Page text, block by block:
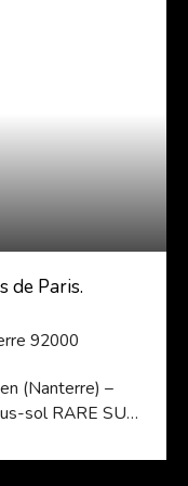
de Paris.
92000
(Nanterre) –
sol RARE SUR
total, à deux